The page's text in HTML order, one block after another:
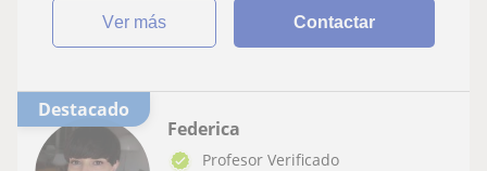
ver más Contactar
Destacado
Federica
Profesor Verificado